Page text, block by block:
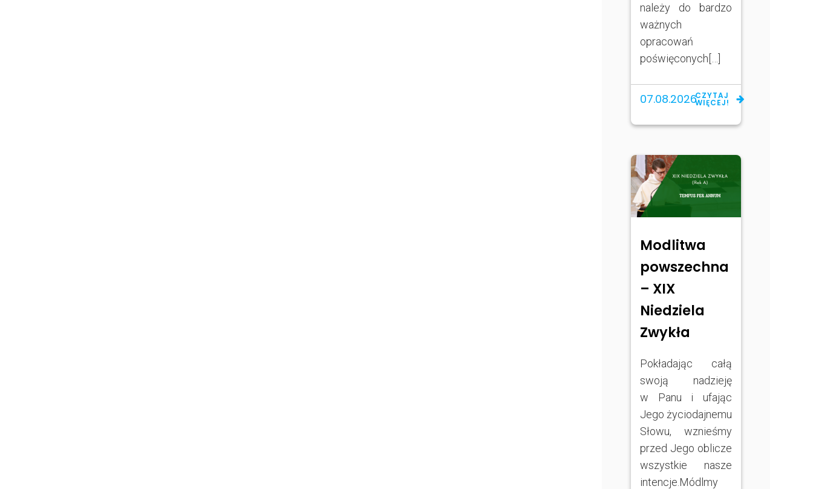
należy do bardzo
ważnych
opracowań
poświęconych[…]
07.08.2026CZYTAJ
WIĘCEJ!
Modlitwa
powszechna
– XIX
Niedziela
Zwykła
Pokładając całą
swoją nadzieję
w Panu i ufając
Jego życiodajnemu
Słowu, wznieśmy
przed Jego oblicze
wszystkie nasze
intencje.Módlmy